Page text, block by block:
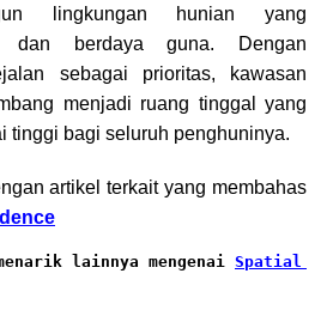
lingkungan hunian yang
dan berdaya guna. Dengan
sebagai prioritas, kawasan
menjadi ruang tinggal yang
tinggi bagi seluruh penghuninya.
artikel terkait yang membahas
lainnya mengenai Spatial